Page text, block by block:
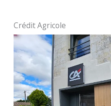
Crédit Agricole